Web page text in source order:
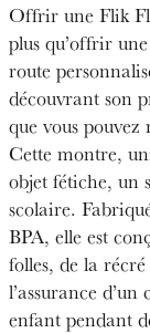
Offrir une Flik
plus qu’offrir
route
découvrant son
que vous
Cette montre,
objet fétiche, un
scolaire.
BPA, elle est
folles, de la
l’assurance
enfant pendant